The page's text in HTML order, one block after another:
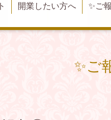
開業したい方へ ✨ご
✨ご